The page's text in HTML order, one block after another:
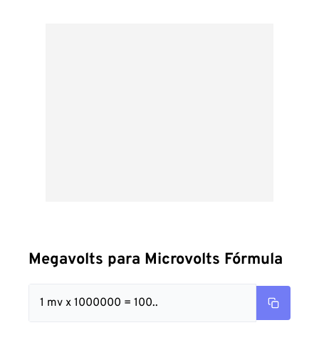
Megavolts para Microvolts Fórmula
1 mv x 1000000 = 100..